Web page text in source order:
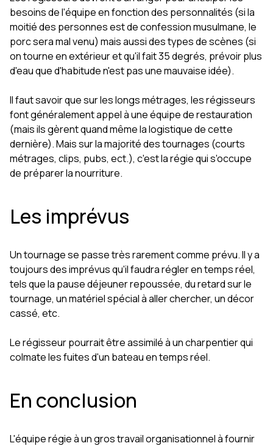
besoins de l'équipe en fonction des personnalités (si la
moitié des personnes est de confession musulmane, le
porc sera mal venu) mais aussi des types de scènes (si
on tourne en extérieur et qu'il fait 35 degrés, prévoir plus
d'eau que d'habitude n'est pas une mauvaise idée).
Il faut savoir que sur les longs métrages, les régisseurs
font généralement appel à une équipe de restauration
(mais ils gèrent quand même la logistique de cette
dernière). Mais sur la majorité des tournages (courts
métrages, clips, pubs, ect.), c'est la régie qui s'occupe
de préparer la nourriture.
Les imprévus
Un tournage se passe très rarement comme prévu. Il y a
toujours des imprévus qu'il faudra régler en temps réel,
tels que la pause déjeuner repoussée, du retard sur le
tournage, un matériel spécial à aller chercher, un décor
cassé, etc.
Le régisseur pourrait être assimilé à un charpentier qui
colmate les fuites d'un bateau en temps réel.
En conclusion
L'équipe régie à un gros travail organisationnel à fournir